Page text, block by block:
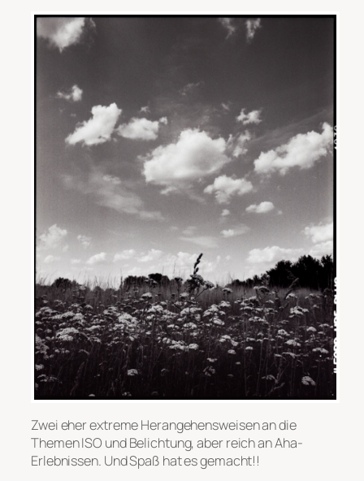
Zwei eher extreme Herangehensweisen an die
Themen ISO und Belichtung, aber reich an Aha-
Erlebnissen. Und Spaß hat es gemacht!!